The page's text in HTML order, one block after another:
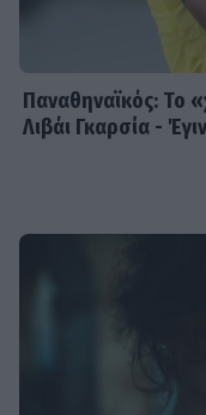
Παναθηναϊκός: Το
Λιβάι Γκαρσία -